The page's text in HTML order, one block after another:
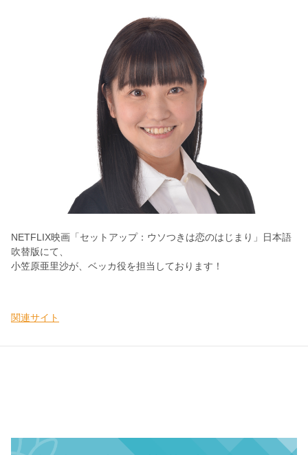
NETFLIX映画「セットアップ：ウソつきは恋のはじまり」日本語
吹替版にて、
小笠原亜里沙が、ベッカ役を担当しております！
関連サイト